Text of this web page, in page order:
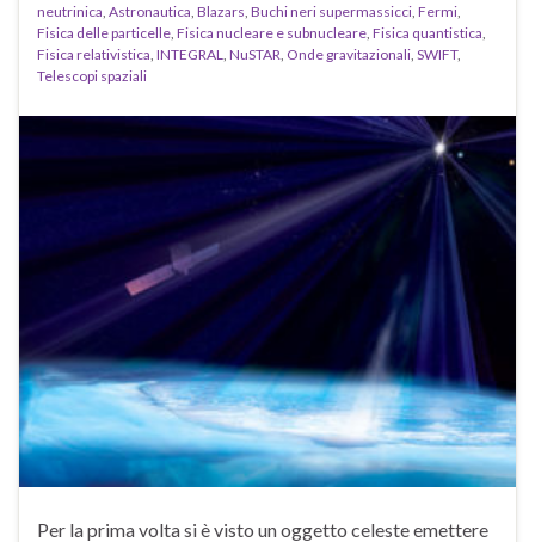
neutrinica Astronautica Blazars Buchi neri supermassicci Fermi
Fisica delle particelle Fisica nucleare e subnucleare Fisica quantistica
Fisica relativistica INTEGRAL NuSTAR Onde gravitazionali SWIFT,
Telescopi spaziali
Per la prima volta si è visto un oggetto celeste emettere